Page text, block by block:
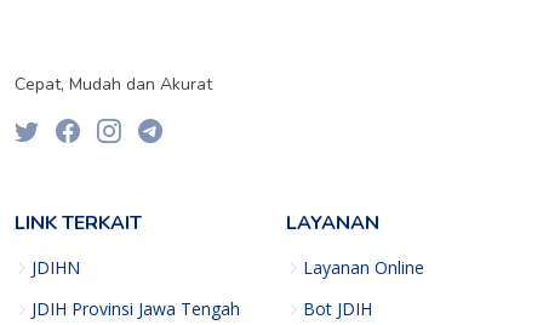
Cepat, Mudah dan Akurat
LINK TERKAIT
JDIHN
JDIH Provinsi Jawa Tengah
LAYANAN
Layanan Online
Bot JDIH